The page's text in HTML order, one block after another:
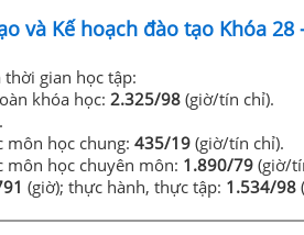
và Kế hoạch đào tạo Khóa
gian học tập:
khóa học: 2.325/98 (giờ/tín chỉ).
.
môn học chung: 435/19 (giờ/tín chỉ).
môn học chuyên môn: 1.890/79 (giờ/
(giờ); thực hành, thực tập: 1.534/98